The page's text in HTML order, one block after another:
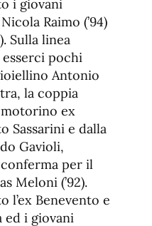
i giovani
Raimo (’94)
Sulla linea
pochi
Antonio
la coppia
ex
Sassarini e dalla
Gavioli,
per il
Meloni (’92).
l’ex Benevento e
ed i giovani